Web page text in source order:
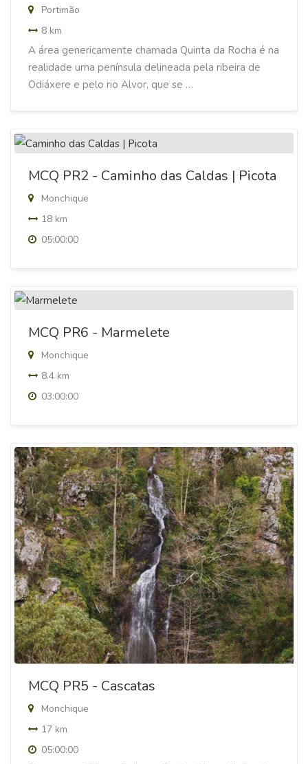
Portimão
8 km
A área genericamente chamada Quinta da Rocha é na
realidade uma península delineada pela ribeira de
Odiáxere e pelo rio Alvor, que se …
MCQ PR2 - Caminho das Caldas | Picota
Monchique
18 km
05:00:00
MCQ PR6 - Marmelete
Monchique
8.4 km
03:00:00
MCQ PR5 - Cascatas
Monchique
17 km
05:00:00